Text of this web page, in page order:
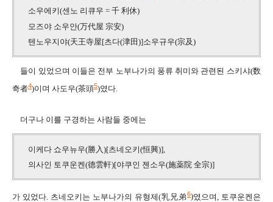
소우에키(센노 리큐우 =千 利休)
모즈야 소우안(万代屋 宗安)
텐노우지야(天王寺屋[츠다(津田)]소우규우(宗及)
들이 있었으며 이들은 전부 노부나가의 풍류 취미와 관련된 스키샤(数
奇者4)이며 사도우(茶頭5)였다.
더구나 이를 구경하는 사람들 중에는
이케다 쇼우뉴우(勝入)[츠네오키(恒興)],
의사인 토쿠운켄(德雲軒)[야쿠인 젠소우(施薬院 全宗)]
가 있었다 츠네오키는 노부나가의 유형제(乳兄弟6)였으며
토쿠운켄은